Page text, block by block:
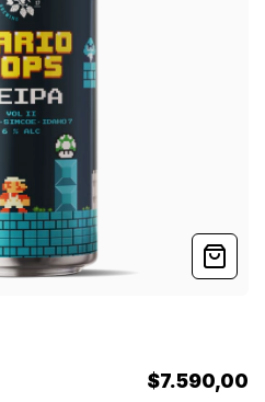
$7.590,00